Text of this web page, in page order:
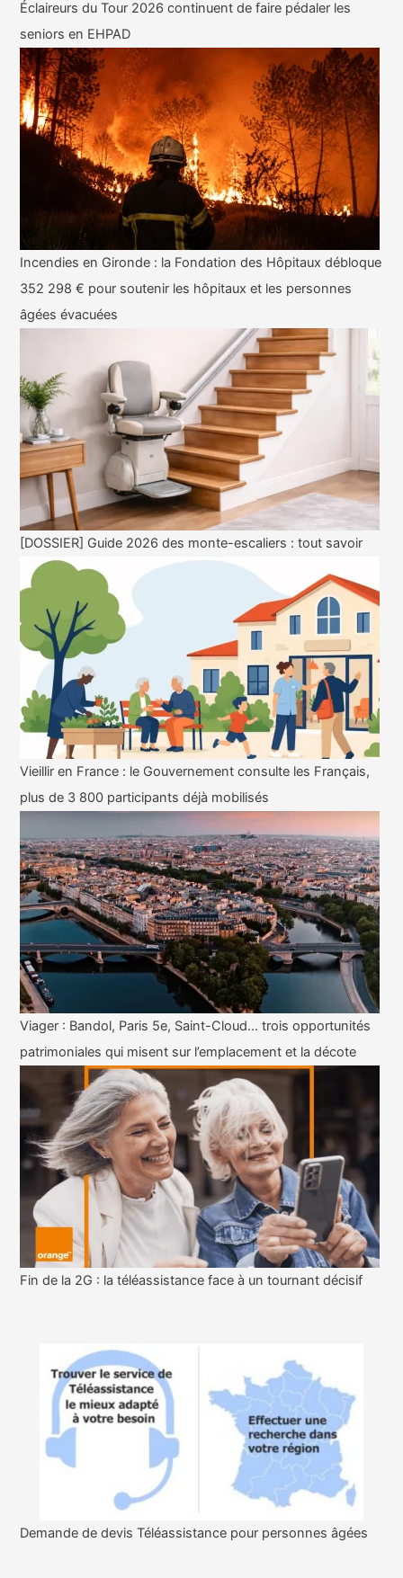
Éclaireurs du Tour 2026 continuent de faire pédaler les
seniors en EHPAD
Incendies en Gironde : la Fondation des Hôpitaux débloque
352 298 € pour soutenir les hôpitaux et les personnes
âgées évacuées
[DOSSIER] Guide 2026 des monte-escaliers : tout savoir
Vieillir en France : le Gouvernement consulte les Français,
plus de 3 800 participants déjà mobilisés
Viager : Bandol, Paris 5e, Saint-Cloud… trois opportunités
patrimoniales qui misent sur l’emplacement et la décote
Fin de la 2G : la téléassistance face à un tournant décisif
Demande de devis Téléassistance pour personnes âgées